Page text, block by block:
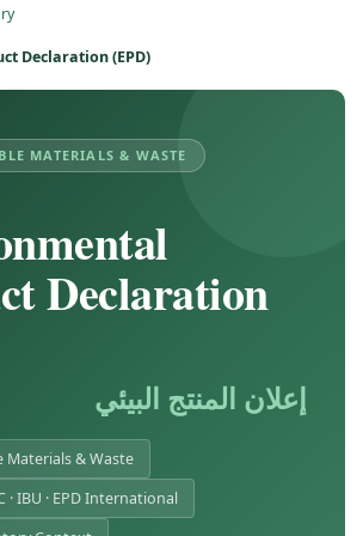
Declaration (EPD)
MATERIALS & WASTE
Declaration
إعلان المنتج البيئي
Materials & Waste
· IBU · EPD International